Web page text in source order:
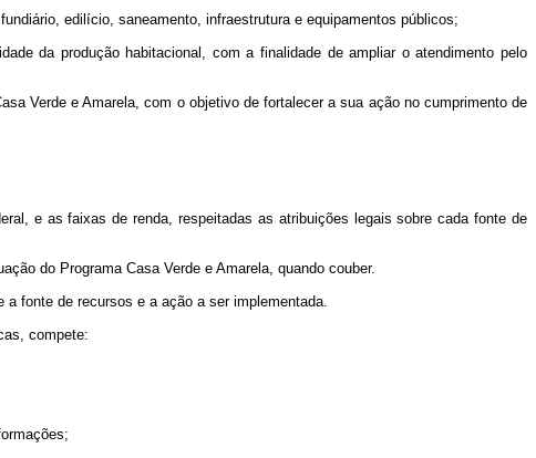
edilício, saneamento, infraestrutura e equipamentos públicos;
da produção habitacional, com a finalidade de ampliar o atendimento pelo
Verde e Amarela, com o objetivo de fortalecer a sua ação no cumprimento de
e as faixas de renda, respeitadas as atribuições legais sobre cada fonte de
do Programa Casa Verde e Amarela, quando couber.
fonte de recursos e a ação a ser implementada.
compete: